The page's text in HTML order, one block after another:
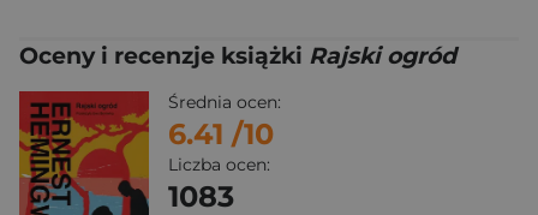
Oceny i recenzje książki Rajski ogród
Średnia ocen:
6.41 /10
Liczba ocen:
1083